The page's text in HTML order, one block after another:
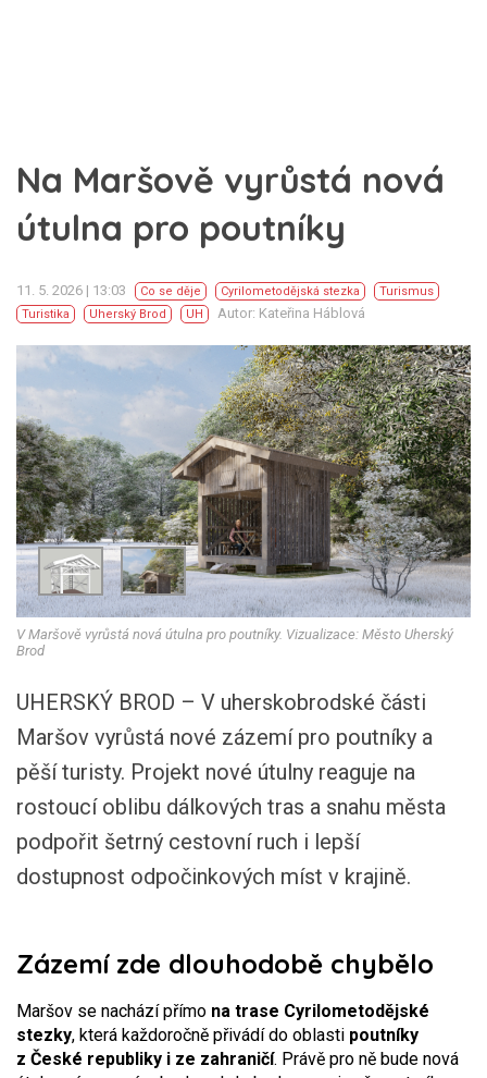
Na Maršově vyrůstá nová
útulna pro poutníky
11. 5. 2026 | 13:03 Co se děje Cyrilometodějská stezka
Turismus
Turistika
Uherský Brod UH Autor: Kateřina Háblová
V Maršově vyrůstá nová útulna pro poutníky. Vizualizace: Město Uherský
Brod
UHERSKÝ BROD – V uherskobrodské části
Maršov vyrůstá nové zázemí pro poutníky a
pěší turisty. Projekt nové útulny reaguje na
rostoucí oblibu dálkových tras a snahu města
podpořit šetrný cestovní ruch i lepší
dostupnost odpočinkových míst v krajině.
Zázemí zde dlouhodobě chybělo
Maršov se nachází přímo na trase Cyrilometodějské
stezky, která každoročně přivádí do oblasti poutníky
z České republiky i ze zahraničí. Právě pro ně bude nová